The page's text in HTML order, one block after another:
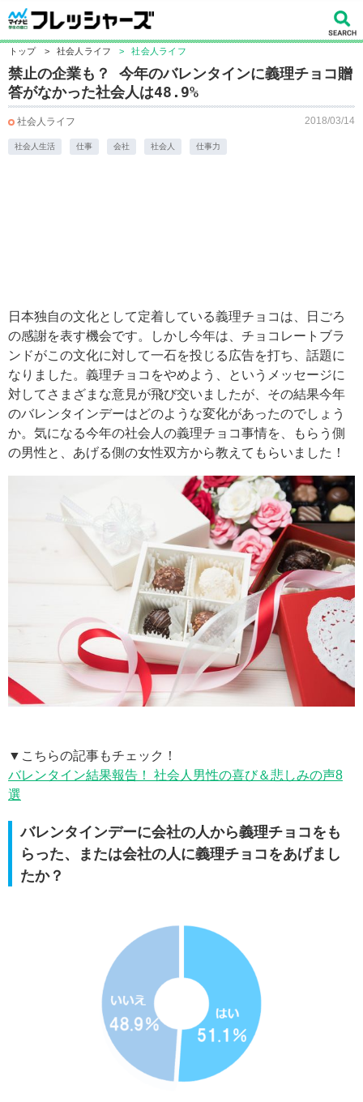
トップ > 社会人ライフ > 社会人ライフ
禁止の企業も？ 今年のバレンタインに義理チョコ贈
答がなかった社会人は48.9%
社会人ライフ 2018/03/14
社会人生活 仕事 会社 社会人 仕事力
日本独自の文化として定着している義理チョコは、日ごろ
の感謝を表す機会です。しかし今年は、チョコレートブラ
ンドがこの文化に対して一石を投じる広告を打ち、話題に
なりました。義理チョコをやめよう、というメッセージに
対してさまざまな意見が飛び交いましたが、その結果今年
のバレンタインデーはどのような変化があったのでしょう
か。気になる今年の社会人の義理チョコ事情を、もらう側
の男性と、あげる側の女性双方から教えてもらいました！
▼こちらの記事もチェック！
バレンタイン結果報告！ 社会人男性の喜び＆悲しみの声8
選
バレンタインデーに会社の人から義理チョコをも
らった、または会社の人に義理チョコをあげまし
たか？